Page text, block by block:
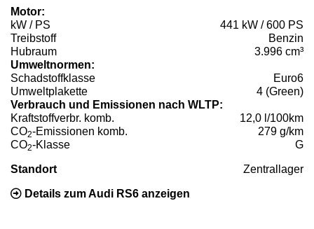
Motor:
kW / PS
441 kW / 600 PS
Treibstoff
Benzin
Hubraum
3.996 cm³
Umweltnormen:
Schadstoffklasse
Euro6
Umweltplakette
4 (Green)
Verbrauch und Emissionen nach WLTP:
Kraftstoffverbr. komb.
12,0 l/100km
CO2-Emissionen komb.
279 g/km
CO2-Klasse G
Standort Zentrallager
Details zum Audi RS6 anzeigen